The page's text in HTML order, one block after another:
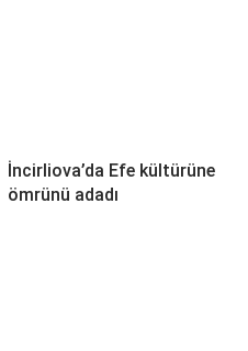
İncirliova’da Efe kültürüne
ömrünü adadı